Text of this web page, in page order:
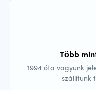
Több
1994 óta vagyunk
szállítunk